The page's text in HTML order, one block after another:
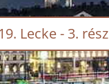
19. Lecke - 3. rész